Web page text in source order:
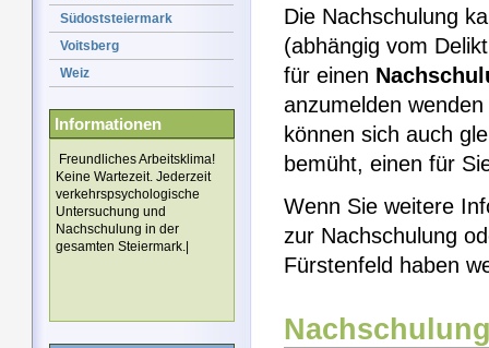
Südoststeiermark
Voitsberg
Weiz
Informationen
Freundliches Arbeitsklima!
Keine Wartezeit. Jederzeit
verkehrspsychologische
Untersuchung und
Nachschulung in der
gesamten Steiermark.|
Die Nachschulung
(abhängig vom
für einen
anzumelden
können sich auch
bemüht, einen für
Wenn Sie weitere
zur Nachschulung
Fürstenfeld haben